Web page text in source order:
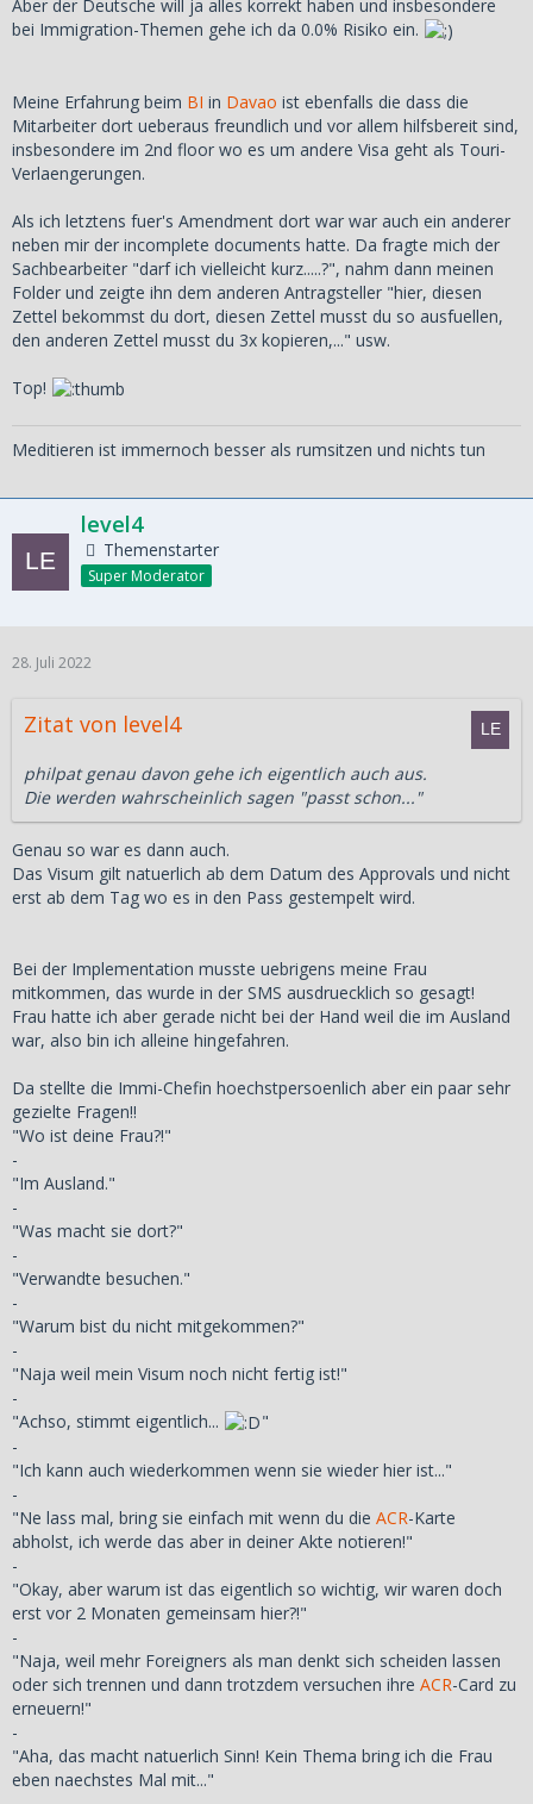
Aber der Deutsche will ja alles korrekt haben und insbesondere
bei Immigration-Themen gehe ich da 0.0% Risiko ein.
Meine Erfahrung beim BI in Davao ist ebenfalls die dass die
Mitarbeiter dort ueberaus freundlich und vor allem hilfsbereit sind,
insbesondere im 2nd floor wo es um andere Visa geht als Touri-
Verlaengerungen.
Als ich letztens fuer's Amendment dort war war auch ein anderer
neben mir der incomplete documents hatte. Da fragte mich der
Sachbearbeiter "darf ich vielleicht kurz.....?", nahm dann meinen
Folder und zeigte ihn dem anderen Antragsteller "hier, diesen
Zettel bekommst du dort, diesen Zettel musst du so ausfuellen,
den anderen Zettel musst du 3x kopieren,..." usw.
Top!
Meditieren ist immernoch besser als rumsitzen und nichts tun
level4
Themenstarter
Super Moderator
28. Juli 2022
Zitat von level4
philpat genau davon gehe ich eigentlich auch aus.
Die werden wahrscheinlich sagen "passt schon..."
Genau so war es dann auch.
Das Visum gilt natuerlich ab dem Datum des Approvals und nicht
erst ab dem Tag wo es in den Pass gestempelt wird.
Bei der Implementation musste uebrigens meine Frau
mitkommen, das wurde in der SMS ausdruecklich so gesagt!
Frau hatte ich aber gerade nicht bei der Hand weil die im Ausland
war, also bin ich alleine hingefahren.
Da stellte die Immi-Chefin hoechstpersoenlich aber ein paar sehr
gezielte Fragen!!
"Wo ist deine Frau?!"
-
"Im Ausland."
-
"Was macht sie dort?"
-
"Verwandte besuchen."
-
"Warum bist du nicht mitgekommen?"
-
"Naja weil mein Visum noch nicht fertig ist!"
-
"Achso, stimmt eigentlich...
"
-
"Ich kann auch wiederkommen wenn sie wieder hier ist..."
-
"Ne lass mal, bring sie einfach mit wenn du die ACR-Karte
abholst, ich werde das aber in deiner Akte notieren!"
-
"Okay, aber warum ist das eigentlich so wichtig, wir waren doch
erst vor 2 Monaten gemeinsam hier?!"
-
"Naja, weil mehr Foreigners als man denkt sich scheiden lassen
oder sich trennen und dann trotzdem versuchen ihre ACR-Card zu
erneuern!"
-
"Aha, das macht natuerlich Sinn! Kein Thema bring ich die Frau
eben naechstes Mal mit..."